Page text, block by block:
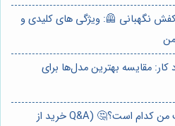
نگهبانی 🦺: ویژگی های کلیدی و
کار: مقایسه بهترین مدل‌ها برای
⭐️کفش نگهبانی مناسب من کدام است؟🤔 (Q&A خرید از